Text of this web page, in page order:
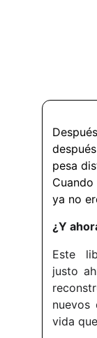
pesa
ya no
¿Y
Este
justo
nuevos
vida